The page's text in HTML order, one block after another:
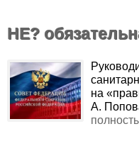
НЕ?
на
А.